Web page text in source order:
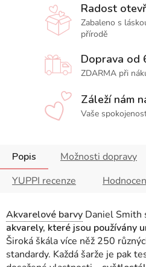
Radost
Zabaleno s
přírodě
Doprava od
ZDARMA při
Záleží nám
Vaše
Popis Možnosti dopravy
YUPPI recenze
Akvarelové barvy Daniel Smith
akvarely, které jsou používány
Široká škála více něž 250
standardy. Každá šarže je pak